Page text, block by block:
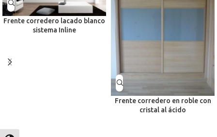
Frente corredero lacado blanco
sistema Inline
Frente corredero en roble con
cristal al ácido